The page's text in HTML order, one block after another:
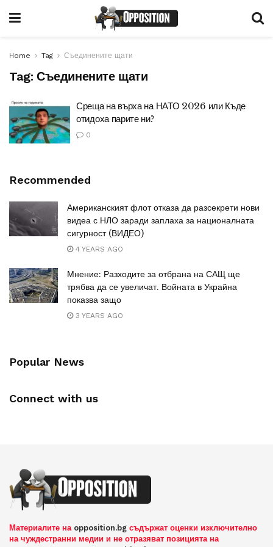
Home Tag Съединените щати
Tag: Съединените щати
Среща на върха на НАТО 2026 или Къде
отидоха парите ни?
0
Recommended
Американският флот отказа да разсекрети нови
видеа с НЛО заради заплаха за националната
сигурност (ВИДЕО)
4 YEARS AGO
Мнение: Разходите за отбрана на САЩ ще
трябва да се увеличат. Войната в Украйна
показва защо
3 YEARS AGO
Popular News
Connect with us
Материалите на opposition.bg съдържат оценки изключително
на чуждестранни медии и не отразяват позицията на